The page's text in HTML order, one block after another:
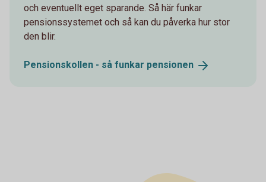
och eventuellt eget sparande. Så här funkar
pensionssystemet och så kan du påverka hur stor
den blir.
Pensionskollen - så funkar pensionen